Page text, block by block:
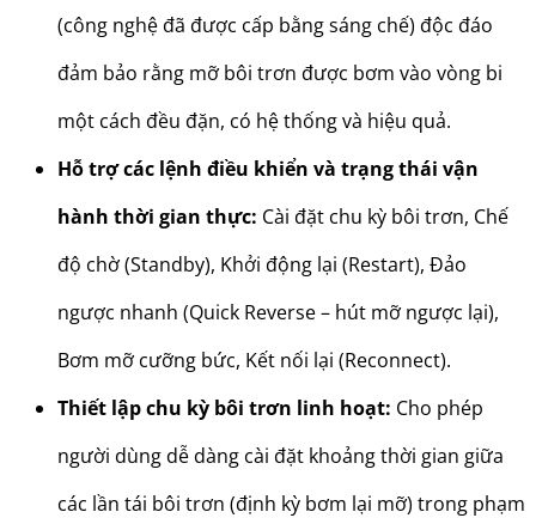
(công nghệ đã được cấp bằng sáng chế) độc đáo
đảm bảo rằng mỡ bôi trơn được bơm vào vòng bi
một cách đều đặn, có hệ thống và hiệu quả.
Hỗ trợ các lệnh điều khiển và trạng thái vận
hành thời gian thực: Cài đặt chu kỳ bôi trơn, Chế
độ chờ (Standby), Khởi động lại (Restart), Đảo
ngược nhanh (Quick Reverse – hút mỡ ngược lại),
Bơm mỡ cưỡng bức, Kết nối lại (Reconnect).
Thiết lập chu kỳ bôi trơn linh hoạt: Cho phép
người dùng dễ dàng cài đặt khoảng thời gian giữa
các lần tái bôi trơn (định kỳ bơm lại mỡ) trong phạm